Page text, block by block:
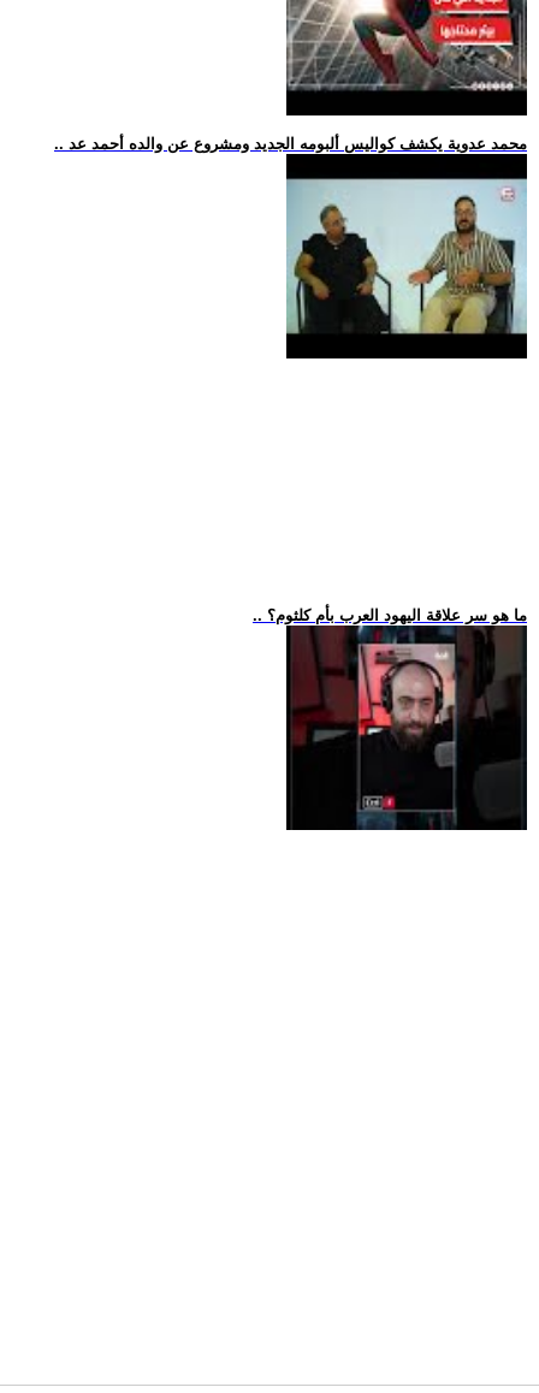
.. محمد عدوية يكشف كواليس ألبومه الجديد ومشروع عن والده أحمد عد
.. ما هو سر علاقة اليهود العرب بأم كلثوم؟